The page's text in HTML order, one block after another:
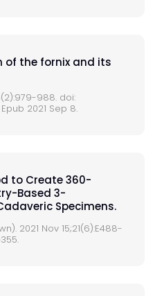
of the fornix and its
988. doi:
Epub 2021 Sep 8.
to Create 360-
Based 3-
Specimens.
2021 Nov 15;21(6):E488-